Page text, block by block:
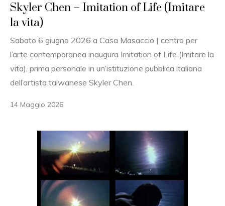
Skyler Chen – Imitation of Life (Imitare
la vita)
Sabato 6 giugno 2026 a Casa Masaccio | centro per
l’arte contemporanea inaugura Imitation of Life (Imitare la
vita), prima personale in un’istituzione pubblica italiana
dell’artista taiwanese Skyler Chen.
14 Maggio 2026